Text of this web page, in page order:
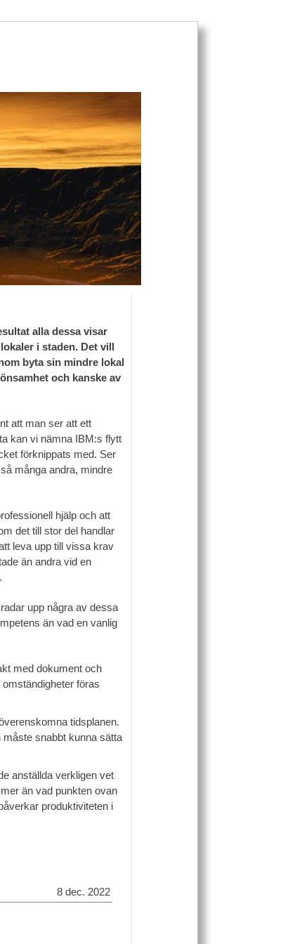
alla dessa visar
i staden. Det vill
byta sin mindre lokal
och kanske av
att man ser att ett
kan vi nämna IBM:s flytt
förknippats med. Ser
många andra, mindre
hjälp och att
det till stor del handlar
leva upp till vissa krav
än andra vid en
upp några av dessa
än vad en vanlig
med dokument och
föras
tidsplanen.
måste snabbt kunna sätta
anställda verkligen vet
än vad punkten ovan
produktiviteten i
8 dec. 2022